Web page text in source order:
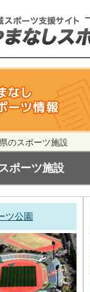
のスポーツ施設
ポーツ施設
ツ公園